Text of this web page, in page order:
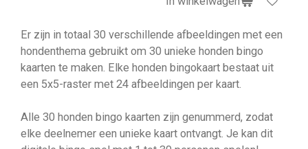
Er zijn in totaal 30 verschillende afbeeldingen met een
hondenthema gebruikt om 30 unieke honden bingo
kaarten te maken. Elke honden bingokaart bestaat uit
een 5x5-raster met 24 afbeeldingen per kaart.
Alle 30 honden bingo kaarten zijn genummerd, zodat
elke deelnemer een unieke kaart ontvangt. Je kan dit